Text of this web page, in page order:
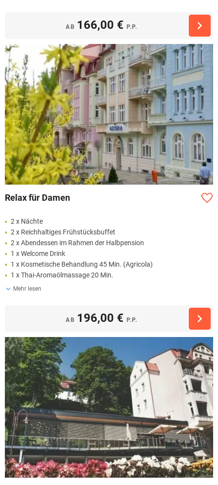
AB 166,00 € P.P.
Relax für Damen
2 x Nächte
2 x Reichhaltiges Frühstücksbuffet
2 x Abendessen im Rahmen der Halbpension
1 x Welcome Drink
1 x Kosmetische Behandlung 45 Min. (Agricola)
1 x Thai-Aromaölmassage 20 Min.
Mehr lesen
AB 196,00 € P.P.